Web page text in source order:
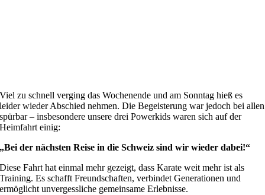
Viel zu schnell verging das Wochenende und am Sonntag hieß es
leider wieder Abschied nehmen. Die Begeisterung war jedoch bei allen
spürbar – insbesondere unsere drei Powerkids waren sich auf der
Heimfahrt einig:
„Bei der nächsten Reise in die Schweiz sind wir wieder dabei!“
Diese Fahrt hat einmal mehr gezeigt, dass Karate weit mehr ist als
Training. Es schafft Freundschaften, verbindet Generationen und
ermöglicht unvergessliche gemeinsame Erlebnisse.